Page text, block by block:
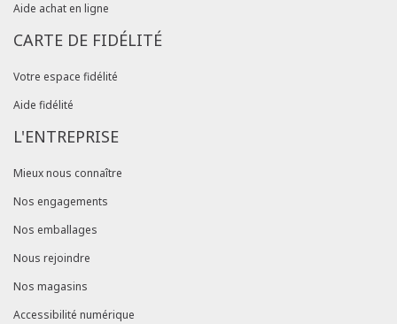
Aide achat en ligne
CARTE DE FIDÉLITÉ
Votre espace fidélité
Aide fidélité
L'ENTREPRISE
Mieux nous connaître
Nos engagements
Nos emballages
Nous rejoindre
Nos magasins
Accessibilité numérique